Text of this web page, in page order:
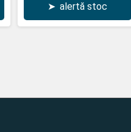
➤ alertă stoc